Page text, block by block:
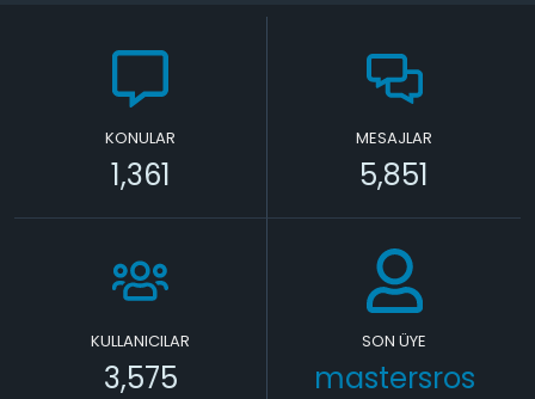
KONULAR
1,361
MESAJLAR
5,851
KULLANICILAR
3,575
SON ÜYE
mastersros